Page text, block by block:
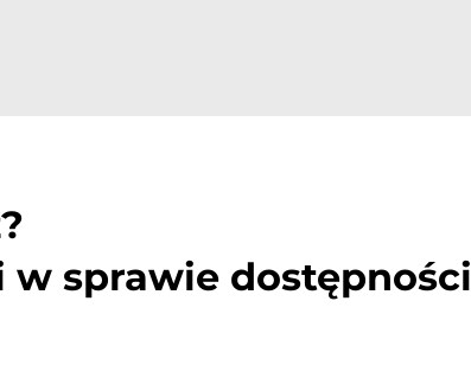
sprawie dostępności